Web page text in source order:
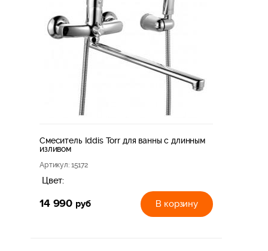
Смеситель Iddis Torr для ванны с длинным
изливом
Артикул: 15172
Цвет:
14 990 руб В корзину